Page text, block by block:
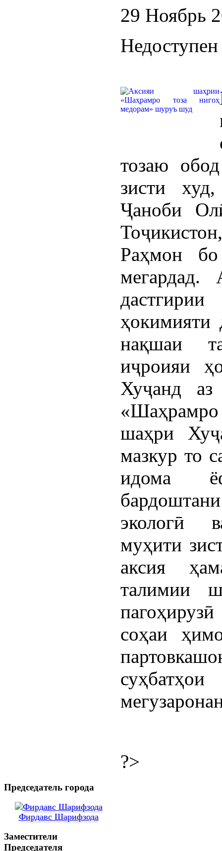
29 Ноябрь
тозаю
зисти
Ҷаноби
Раҳмон
мегардад.
ҳокимияти
нақшаи
иҷроияи
Хуҷанд
«Шаҳрамро
шаҳри
мазкур то
идома
экологӣ
муҳити
аксия
талимии
соҳаи
?>
Председатель города
Фирдавс Шарифзода
Заместители
Председателя